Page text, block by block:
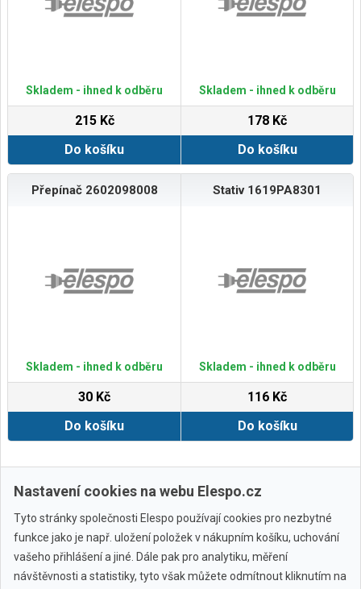
Skladem - ihned k odběru
215 Kč
Do košíku
Skladem - ihned k odběru
178 Kč
Do košíku
Přepínač 2602098008
Skladem - ihned k odběru
30 Kč
Do košíku
Stativ 1619PA8301
Skladem - ihned k odběru
116 Kč
Do košíku
Zobrazit další
Nastavení cookies na webu Elespo.cz
Tyto stránky společnosti Elespo používají cookies pro nezbytné
funkce jako je např. uložení položek v nákupním košíku, uchování
vašeho přihlášení a jiné. Dále pak pro analytiku, měření
návštěvnosti a statistiky, tyto však můžete odmítnout kliknutím na